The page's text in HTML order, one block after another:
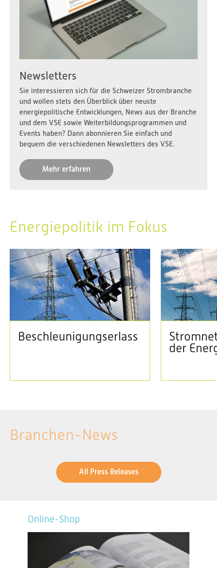
Newsletters
Sie interessieren sich für die Schweizer Strombranche
und wollen stets den Überblick über neuste
energiepolitische Entwicklungen, News aus der Branche
und dem VSE sowie Weiterbildungsprogrammen und
Events haben? Dann abonnieren Sie einfach und
bequem die verschiedenen Newsletters des VSE.
Mehr erfahren
Energiepolitik im Fokus
Beschleunigungserlass
der
Branchen-News
All Press Releases
Online-Shop